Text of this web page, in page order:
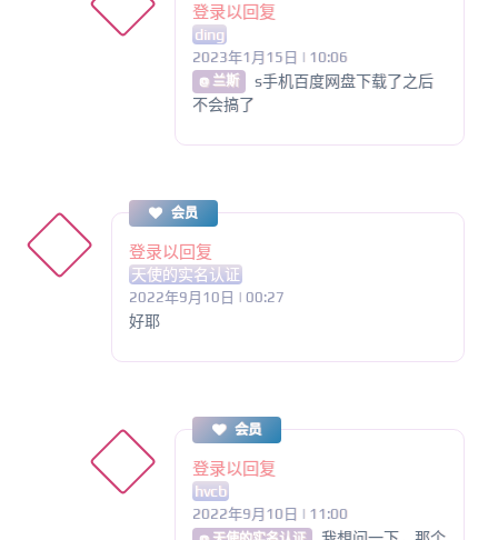
登录以回复
ding
2023年1月15日 | 10:06
@ 兰斯
s手机百度网盘下载了之后
不会搞了
会员
登录以回复
天使的实名认证
2022年9月10日 | 00:27
好耶
会员
登录以回复
hvcb
2022年9月10日 | 11:00